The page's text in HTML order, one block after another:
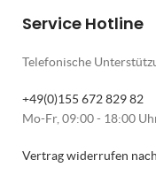
Service Hotline
Telefonische
+49(0)155 672 829 82
Mo-Fr, 09:00 - 18:00
Vertrag widerrufen